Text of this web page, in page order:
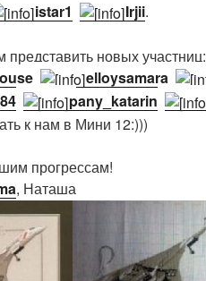
istar1 Irjii.
новых участниц:
elloysamara
pany_katarin
к нам в Мини 12:)))
прогрессам!
, Наташа